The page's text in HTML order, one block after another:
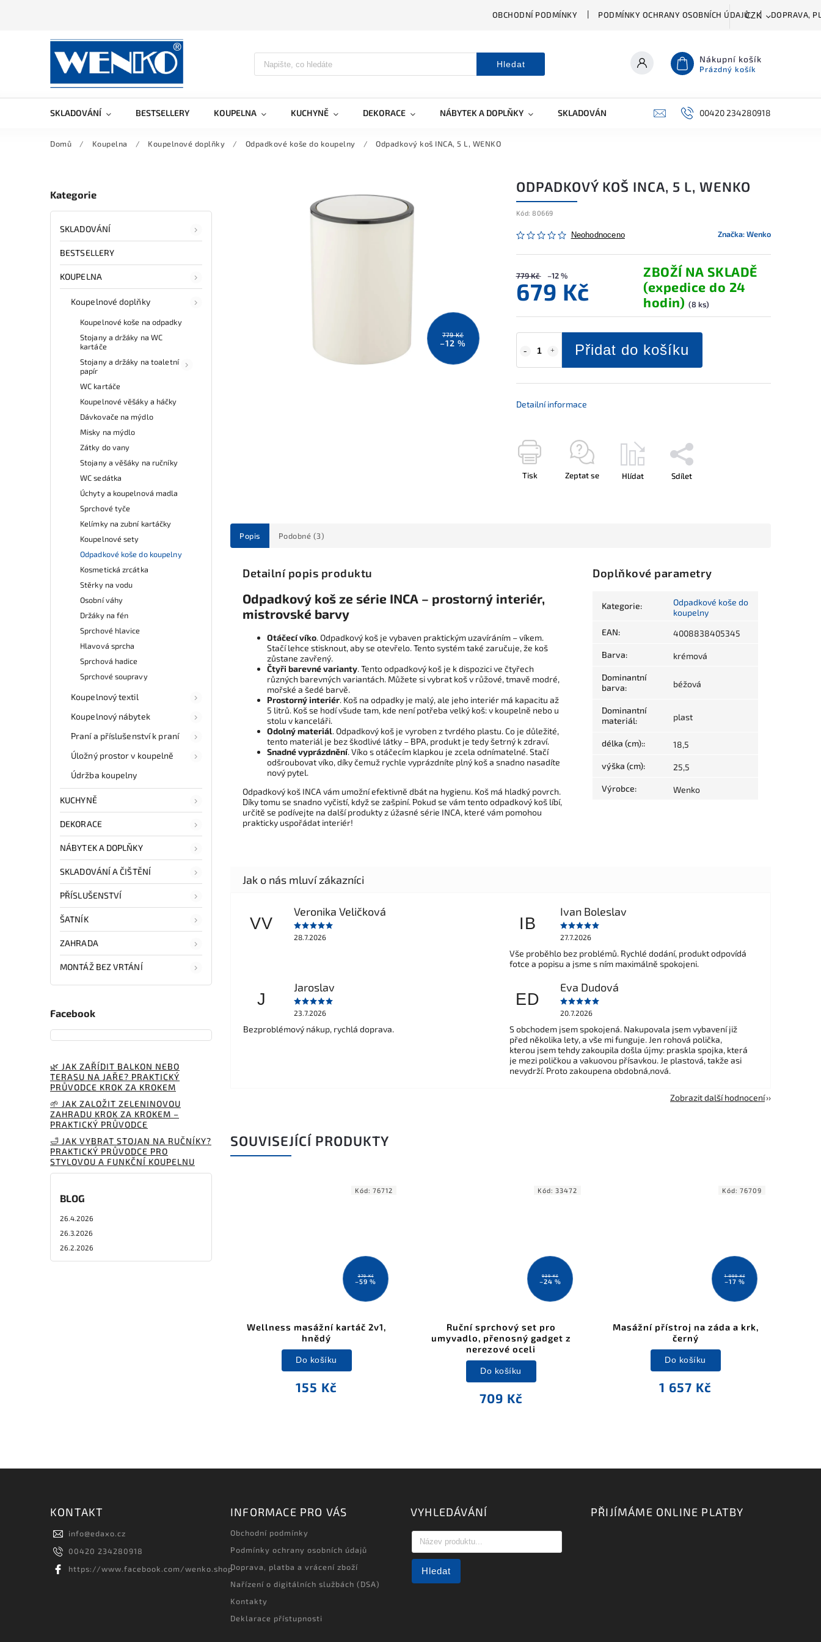
OBCHODNÍ PODMÍNKY PODMÍNKY OCHRANY OSOBNÍCH ÚDAJŮ DOPRAVA,
CZK
Hledat Nákupní košík
Prázdný košík
SKLADOVÁNÍ BESTSELLERY KOUPELNA KUCHYNĚ DEKORACE NÁBYTEK A DOPLŇKY SKLADOVÁNÍ A ČIŠTĚNÍ PŘÍSLUŠENSTVÍ
00420 234280918
Domů / Koupelna / Koupelnové doplňky / Odpadkové koše do koupelny / Odpadkový koš INCA, 5 L, WENKO
Kategorie
SKLADOVÁNÍ
BESTSELLERY
KOUPELNA
Koupelnové doplňky
Koupelnové koše na odpadky
Stojany a držáky na WC
kartáče
Stojany a držáky na toaletní
papír
WC kartáče
Koupelnové věšáky a háčky
Dávkovače na mýdlo
Misky na mýdlo
Zátky do vany
Stojany a věšáky na ručníky
WC sedátka
Úchyty a koupelnová madla
Sprchové tyče
Kelímky na zubní kartáčky
Koupelnové sety
Odpadkové koše do koupelny
Kosmetická zrcátka
Stěrky na vodu
Osobní váhy
Držáky na fén
Sprchové hlavice
Hlavová sprcha
Sprchová hadice
Sprchové soupravy
Koupelnový textil
Koupelnový nábytek
Praní a příslušenství k praní
Úložný prostor v koupelně
Údržba koupelny
KUCHYNĚ
DEKORACE
NÁBYTEK A DOPLŇKY
SKLADOVÁNÍ A ČIŠTĚNÍ
PŘÍSLUŠENSTVÍ
ŠATNÍK
ZAHRADA
MONTÁŽ BEZ VRTÁNÍ
Facebook
🌿 JAK ZAŘÍDIT BALKON NEBO
TERASU NA JAŘE? PRAKTICKÝ
PRŮVODCE KROK ZA KROKEM
🌱 JAK ZALOŽIT ZELENINOVOU
ZAHRADU KROK ZA KROKEM –
PRAKTICKÝ PRŮVODCE
🛁 JAK VYBRAT STOJAN NA RUČNÍKY?
PRAKTICKÝ PRŮVODCE PRO
STYLOVOU A FUNKČNÍ KOUPELNU
BLOG
26.4.2026
26.3.2026
26.2.2026
779 Kč
–12 %
ODPADKOVÝ KOŠ INCA, 5 L, WENKO
Kód: 80669
Neohodnoceno Značka:Wenko
779 Kč –12 %
679 Kč
ZBOŽÍ NA SKLADĚ
(expedice do 24
hodin) (8 ks)
Přidat do košíku
Detailní informace
Tisk Zeptat se Hlídat Sdílet
Popis Podobné (3)
Detailní popis produktu
Odpadkový koš ze série INCA – prostorný interiér,
mistrovské barvy
Otáčecí víko. Odpadkový koš je vybaven praktickým uzavíráním – víkem.
Stačí lehce stisknout, aby se otevřelo. Tento systém také zaručuje, že koš
zůstane zavřený.
Čtyři barevné varianty. Tento odpadkový koš je k dispozici ve čtyřech
různých barevných variantách. Můžete si vybrat koš v růžové, tmavě modré,
mořské a šedé barvě.
Prostorný interiér. Koš na odpadky je malý, ale jeho interiér má kapacitu až
5 litrů. Koš se hodí všude tam, kde není potřeba velký koš: v koupelně nebo u
stolu v kanceláři.
Odolný materiál. Odpadkový koš je vyroben z tvrdého plastu. Co je důležité,
tento materiál je bez škodlivé látky – BPA, produkt je tedy šetrný k zdraví.
Snadné vyprázdnění. Víko s otáčecím klapkou je zcela odnímatelné. Stačí
odšroubovat víko, díky čemuž rychle vyprázdníte plný koš a snadno nasadíte
nový pytel.
Odpadkový koš INCA vám umožní efektivně dbát na hygienu. Koš má hladký povrch.
Díky tomu se snadno vyčistí, když se zašpiní. Pokud se vám tento odpadkový koš líbí,
určitě se podívejte na další produkty z úžasné série INCA, které vám pomohou
prakticky uspořádat interiér!
Doplňkové parametry
Kategorie:
Odpadkové koše do
koupelny
EAN: 4008838405345
Barva: krémová
Dominantní
barva: béžová
Dominantní
materiál: plast
délka (cm):: 18,5
výška (cm): 25,5
Výrobce: Wenko
VV
Veronika Veličková
28.7.2026
IB
Ivan Boleslav
27.7.2026
Vše proběhlo bez problémů. Rychlé dodání, produkt odpovídá
fotce a popisu a jsme s ním maximálně spokojeni.
J
Jaroslav
23.7.2026
Bezproblémový nákup, rychlá doprava.
ED
Eva Dudová
20.7.2026
S obchodem jsem spokojená. Nakupovala jsem vybavení již
před několika lety, a vše mi funguje. Jen rohová polička,
kterou jsem tehdy zakoupila došla újmy: praskla spojka, která
je mezi poličkou a vakuovou přísavkou. Je plastová, takže asi
nevydrží. Proto zakoupena obdobná,nová.
Zobrazit další hodnocení
SOUVISEJÍCÍ PRODUKTY
379 Kč
–59 %
Wellness masážní kartáč 2v1,
hnědý
155 Kč
Do košíku
Kód: 76712
939 Kč
–24 %
Ruční sprchový set pro
umyvadlo, přenosný gadget z
nerezové oceli
709 Kč
Do košíku
Kód: 33472
1 999 Kč
–17 %
Masážní přístroj na záda a krk,
černý
1 657 Kč
Do košíku
Kód: 76709
KONTAKT
info@edaxo.cz
00420 234280918
https://www.facebook.com/wenko.shop
INFORMACE PRO VÁS
Obchodní podmínky
Podmínky ochrany osobních údajů
Doprava, platba a vrácení zboží
Nařízení o digitálních službách (DSA)
Kontakty
Deklarace přístupnosti
VYHLEDÁVÁNÍ
Hledat
PŘIJÍMÁME ONLINE PLATBY